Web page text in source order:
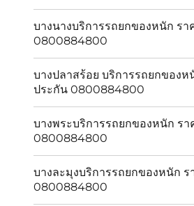
บางนางบริการรถยกของหนัก ร
0800884800
บางปลาสร้อย บริการรถยกของห
ประกัน 0800884800
บางพระบริการรถยกของหนัก ร
0800884800
บางละมุงบริการรถยกของหนัก
0800884800